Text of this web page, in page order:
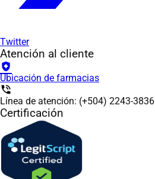
Twitter
Atención al cliente
health_and_safety
Ubicación de farmacias
phone_in_talk
Línea de atención: (+504) 2243-3836
Certificación